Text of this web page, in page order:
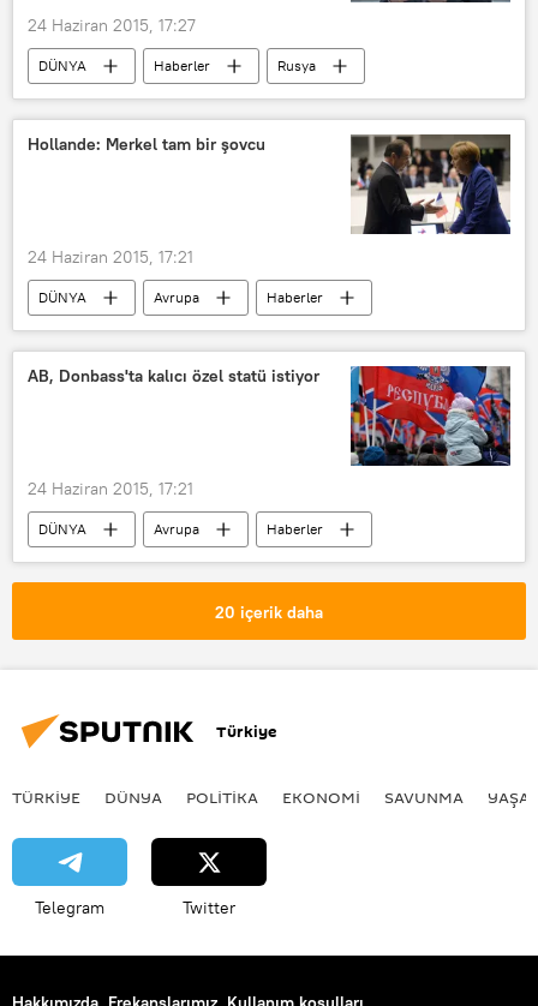
24 Haziran 2015, 17:27
DÜNYA Haberler
Rusya
Vladimir Putin
Hollande: Merkel tam bir şovcu
24 Haziran 2015, 17:21
DÜNYA Avrupa
Haberler
Fransa
Almanya
Yunanistan
Angela Merkel
François Hollande
AB, Donbass'ta kalıcı özel statü istiyor
24 Haziran 2015, 17:21
DÜNYA Avrupa
Haberler
Donbass
Donetsk Halk Cumhuriyeti
20 içerik daha
Türkiye
TÜRKIYE DÜNYA POLİTİKA EKONOMİ SAVUNMA
Telegram Twitter